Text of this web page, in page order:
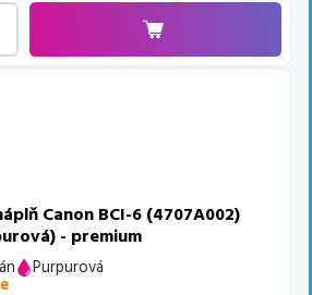
Canon BCI-6 (4707A002)
- premium
Purpurová